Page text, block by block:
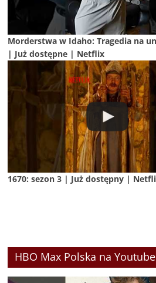
Morderstwa w Idaho: Tragedia na
| Już dostępne | Netflix
1670: sezon 3 | Już dostępny |
HBO Max Polska na Youtube